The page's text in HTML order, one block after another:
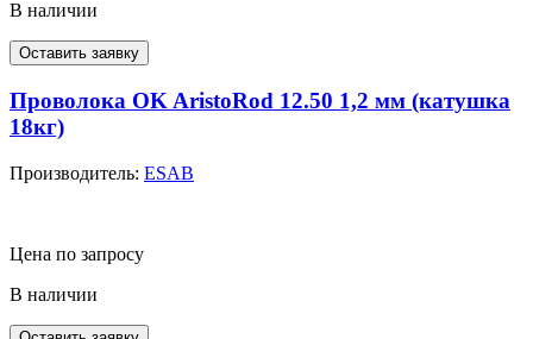
В наличии
Оставить заявку
Проволока OK AristoRod 12.50 1,2 мм (катушка
18кг)
Производитель: ESAB
Цена по запросу
В наличии